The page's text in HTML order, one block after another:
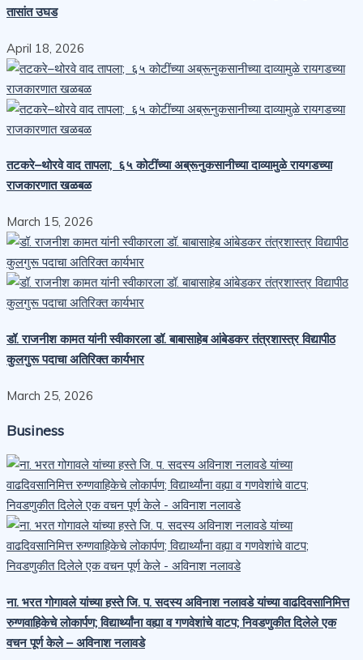
तासांत उघड
April 18, 2026
तटकरे–थोरवे वाद तापला; ६५ कोटींच्या अब्रूनुकसानीच्या दाव्यामुळे रायगडच्या
राजकारणात खळबळ
March 15, 2026
डॉ. राजनीश कामत यांनी स्वीकारला डॉ. बाबासाहेब आंबेडकर तंत्रशास्त्र विद्यापीठ
कुलगुरू पदाचा अतिरिक्त कार्यभार
March 25, 2026
Business
ना. भरत गोगावले यांच्या हस्ते जि. प. सदस्य अविनाश नलावडे यांच्या वाढदिवसानिमित्त
रुग्णवाहिकेचे लोकार्पण; विद्यार्थ्यांना वह्या व गणवेशांचे वाटप; निवडणुकीत दिलेले एक
वचन पूर्ण केले – अविनाश नलावडे